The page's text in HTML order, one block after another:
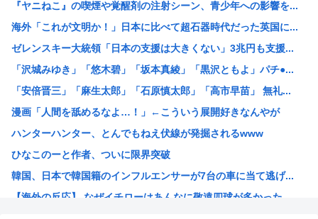
産経新聞、東北で新聞発行休止へ
【衝撃】JKの従姉妹が泊まりに来た結果www
【速報】なぜか読める画像が発見されるwww
【衝撃】清水アキラさんの息子・清水良太郎さん死去で落語家...
【困惑】ミセスグリーンアップルさんってもう落ち目なんか？...
特定外来カミキリムシに1匹300円の賞金をかけた高崎市、...
【朗報】 消費減税、閣議決定 来年4月から2年間1％に
まんさん被災地に手作りおにぎりを出荷www
毎年恒例の中国大洪水。湖北省秭帰県の現在の様子がこちら
『ヤニねこ』の喫煙や覚醒剤の注射シーン、青少年への影響を...
海外「これが文明か！」日本に比べて超石器時代だった英国に...
ゼレンスキー大統領「日本の支援は大きくない」3兆円も支援...
「沢城みゆき」「悠木碧」「坂本真綾」「黒沢ともよ」パチ●...
「安倍晋三」「麻生太郎」「石原慎太郎」「高市早苗」 無礼...
漫画「人間を舐めるなよ…！」←こういう展開好きなんやが
ハンターハンター、とんでもねえ伏線が発掘されるwww
ひなこのーと作者、ついに限界突破
韓国、日本で韓国籍のインフルエンサーが7台の車に当て逃げ...
【海外の反応】 なぜイチローはあんなに敬遠四球が多かった...